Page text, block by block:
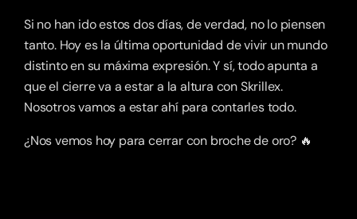
Si no han ido estos dos días, de verdad, no lo piensen
tanto. Hoy es la última oportunidad de vivir un mundo
distinto en su máxima expresión. Y sí, todo apunta a
que el cierre va a estar a la altura con Skrillex.
Nosotros vamos a estar ahí para contarles todo.
¿Nos vemos hoy para cerrar con broche de oro? 🔥